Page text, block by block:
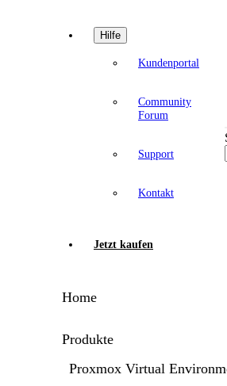
Hilfe
Kundenportal
Community
Forum
Support
Kontakt
Jetzt kaufen
Home
Produkte
Proxmox Virtual